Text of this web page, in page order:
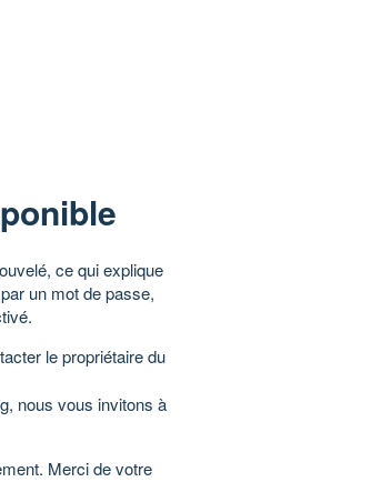
ce qui explique
un mot de passe,
le propriétaire du
nous vous invitons à
Merci de votre